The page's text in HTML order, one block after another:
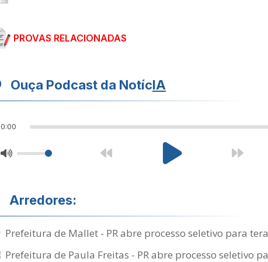
PROVAS RELACIONADAS
Ouça Podcast da NotícIA
0:00
Arredores:
Prefeitura de Mallet - PR abre processo seletivo para
Prefeitura de Paula Freitas - PR abre processo seletivo